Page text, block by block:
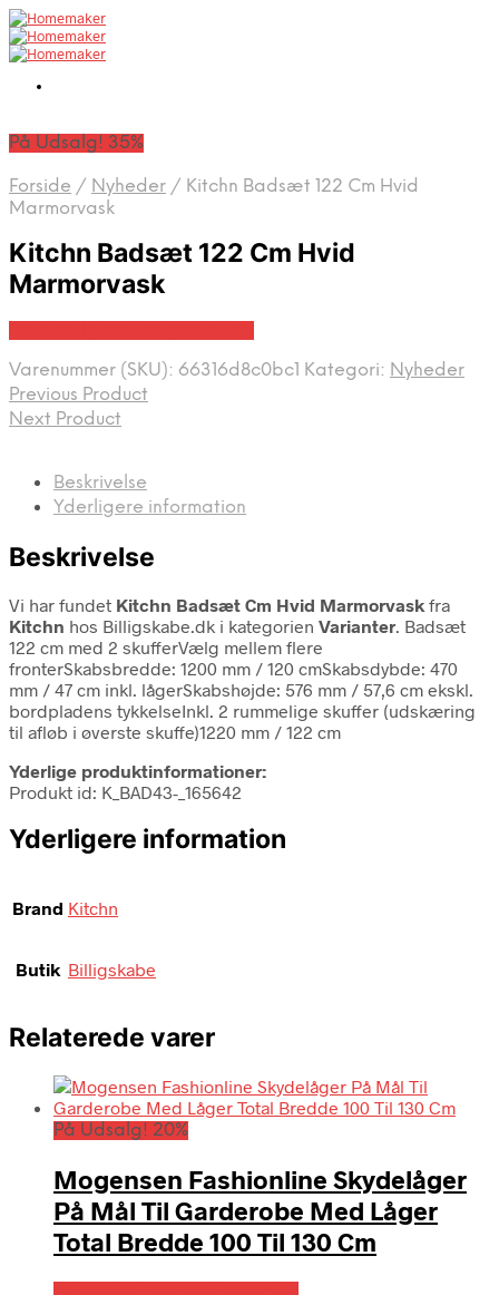
På Udsalg! 35%
Forside / Nyheder / Kitchn Badsæt 122 Cm Hvid
Marmorvask
Kitchn Badsæt 122 Cm Hvid
Marmorvask
Varenummer (SKU): 66316d8c0bc1 Kategori: Nyheder
Previous Product
Next Product
Beskrivelse
Yderligere information
Beskrivelse
Vi har fundet Kitchn Badsæt Cm Hvid Marmorvask fra
Kitchn hos Billigskabe.dk i kategorien Varianter. Badsæt
122 cm med 2 skufferVælg mellem flere
fronterSkabsbredde: 1200 mm / 120 cmSkabsdybde: 470
mm / 47 cm inkl. lågerSkabshøjde: 576 mm / 57,6 cm ekskl.
bordpladens tykkelseInkl. 2 rummelige skuffer (udskæring
til afløb i øverste skuffe)1220 mm / 122 cm
Yderlige produktinformationer:
Produkt id: K_BAD43-_165642
Yderligere information
Brand Kitchn
Butik Billigskabe
Relaterede varer
På Udsalg! 20%
Mogensen Fashionline Skydelåger
På Mål Til Garderobe Med Låger
Total Bredde 100 Til 130 Cm